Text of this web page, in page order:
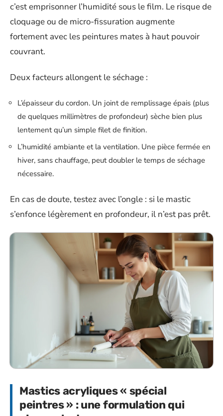
c’est emprisonner l’humidité sous le film. Le risque de
cloquage ou de micro-fissuration augmente
fortement avec les peintures mates à haut pouvoir
couvrant.
Deux facteurs allongent le séchage :
L’épaisseur du cordon. Un joint de remplissage épais (plus
de quelques millimètres de profondeur) sèche bien plus
lentement qu’un simple filet de finition.
L’humidité ambiante et la ventilation. Une pièce fermée en
hiver, sans chauffage, peut doubler le temps de séchage
nécessaire.
En cas de doute, testez avec l’ongle : si le mastic
s’enfonce légèrement en profondeur, il n’est pas prêt.
Mastics acryliques « spécial
peintres » : une formulation qui